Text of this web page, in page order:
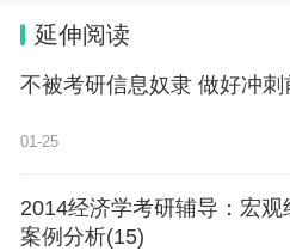
是100分。学业水平考试的
政治、历史、英语、地理、
10门学科。
其中技术中信息技术为必
技术。春季高考是缓解夏季
延伸阅读
不被考研信息奴隶 做好冲刺
01-25
2014经济学考研辅导：宏观
案例分析(15)